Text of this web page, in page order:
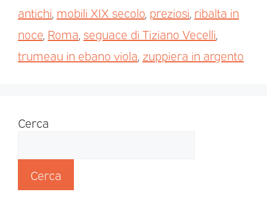
antichi, mobili XIX secolo, preziosi, ribalta in
noce, Roma,seguace di Tiziano Vecelli,
trumeau in ebano viola, zuppiera in argento
Cerca
Cerca